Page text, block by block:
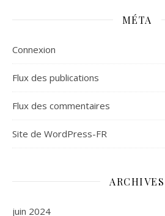
MÉTA
Connexion
Flux des publications
Flux des commentaires
Site de WordPress-FR
ARCHIVES
juin 2024